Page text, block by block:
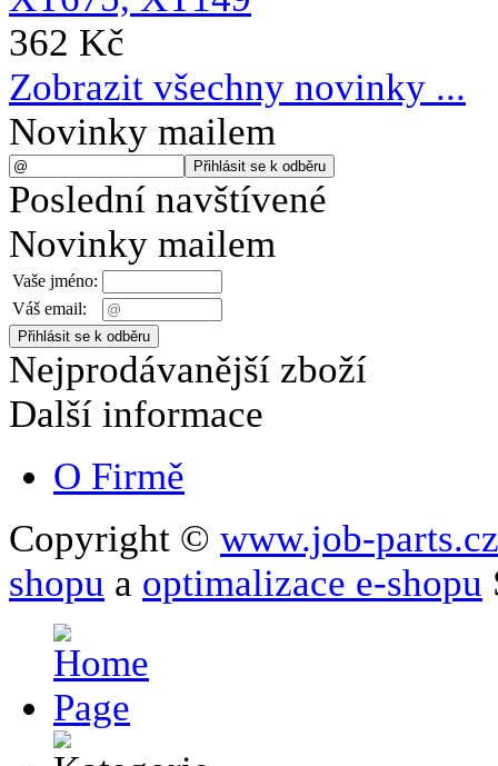
362 Kč
Zobrazit všechny novinky ...
Novinky mailem
Poslední navštívené
Novinky mailem
Vaše jméno:
Váš email:
Nejprodávanější zboží
Další informace
O Firmě
Copyright © www.job-parts.cz
shopu a optimalizace e-shopu